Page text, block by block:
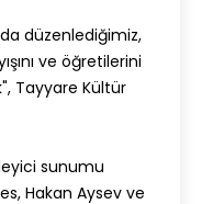
düzenlediğimiz,
ve öğretilerini
Tayyare Kültür
sunumu
Hakan Aysev ve